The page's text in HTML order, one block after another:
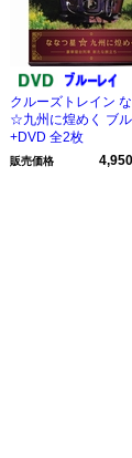
クルーズトレイン
☆九州に煌めく ブ
+DVD 全2枚
販売価格